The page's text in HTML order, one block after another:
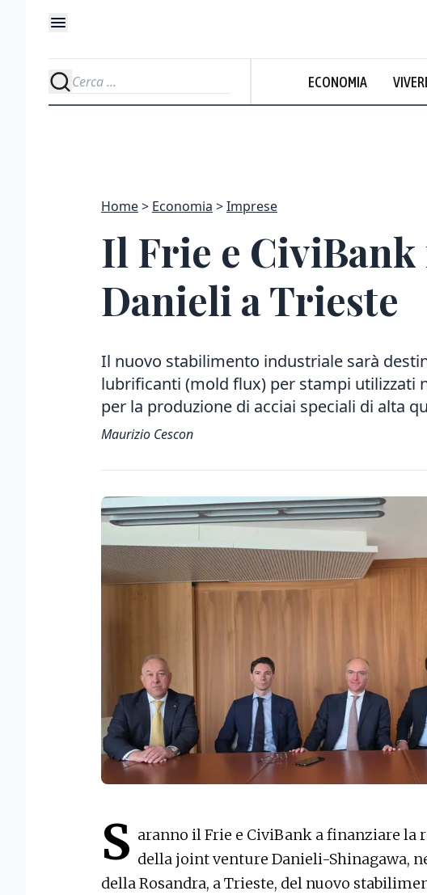
ECONOMIA
Home Economia Imprese
Il Frie e
Danieli a Trieste
Il nuovo stabilimento industriale sarà
lubrificanti (mold flux) per stampi utilizzati
per la produzione di acciai speciali di alta
Maurizio Cescon
S aranno il Frie e CiviBank a finanziare la
della joint venture Danieli-Shinagawa,
della Rosandra, a Trieste, del nuovo